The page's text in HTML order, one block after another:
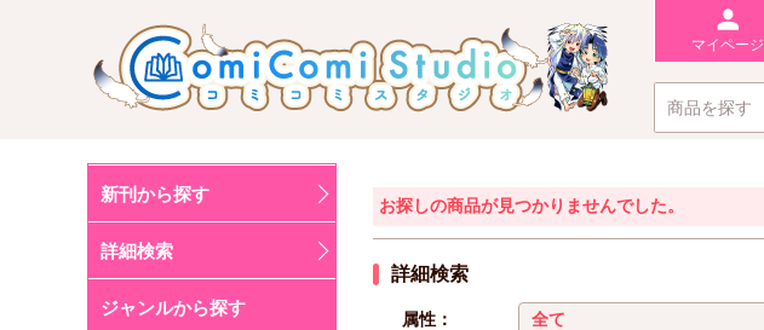
マイページ
新刊から探す
詳細検索
ジャンルから探す
お探しの商品が見つかりませんでした。
詳細検索
属性：